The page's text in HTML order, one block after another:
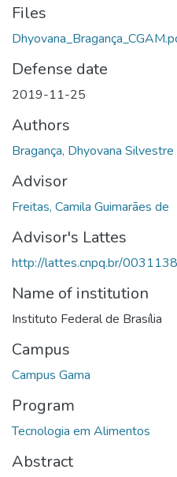
Files
Defense date
2019-11-25
Authors
Bragança, Dhyovana
Advisor
Freitas, Camila Guimarães de
Advisor's Lattes
http://lattes.cnpq.br/
Name of institution
Instituto Federal de Brasília
Campus
Campus Gama
Program
Tecnologia em Alimentos
Abstract